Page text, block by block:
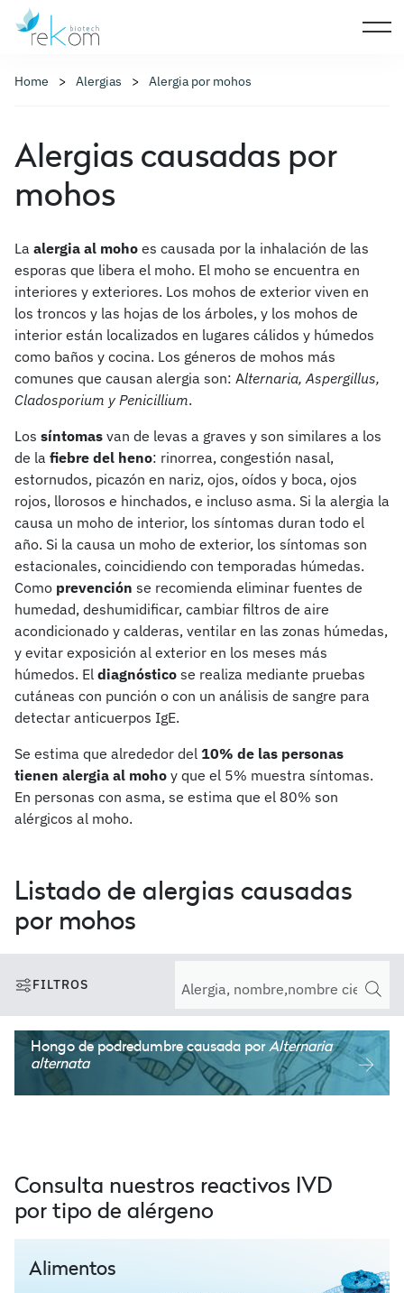
Home Alergias Alergia por mohos
Alergias causadas por
mohos
La alergia al moho es causada por la inhalación de las
esporas que libera el moho. El moho se encuentra en
interiores y exteriores. Los mohos de exterior viven en
los troncos y las hojas de los árboles, y los mohos de
interior están localizados en lugares cálidos y húmedos
como baños y cocina. Los géneros de mohos más
comunes que causan alergia son: Alternaria, Aspergillus,
Cladosporium y Penicillium.
Los síntomas van de levas a graves y son similares a los
de la fiebre del heno: rinorrea, congestión nasal,
estornudos, picazón en nariz, ojos, oídos y boca, ojos
rojos, llorosos e hinchados, e incluso asma. Si la alergia la
causa un moho de interior, los síntomas duran todo el
año. Si la causa un moho de exterior, los síntomas son
estacionales, coincidiendo con temporadas húmedas.
Como prevención se recomienda eliminar fuentes de
humedad, deshumidificar, cambiar filtros de aire
acondicionado y calderas, ventilar en las zonas húmedas,
y evitar exposición al exterior en los meses más
húmedos. El diagnóstico se realiza mediante pruebas
cutáneas con punción o con un análisis de sangre para
detectar anticuerpos IgE.
Se estima que alrededor del 10% de las personas
tienen alergia al moho y que el 5% muestra síntomas.
En personas con asma, se estima que el 80% son
alérgicos al moho.
Listado de alergias causadas
por mohos
FILTROS
Hongo de podredumbrecausada porAlternaria
alternata
Consulta nuestros reactivos IVD
por tipo de alérgeno
Alimentos